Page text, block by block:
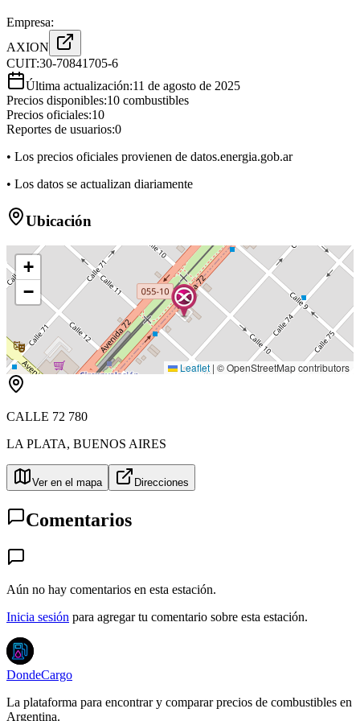
Empresa:
AXION
CUIT:30-70841705-6
Última actualización:11 de agosto de 2025
Precios disponibles:10 combustibles
Precios oficiales:10
Reportes de usuarios:0
• Los precios oficiales provienen de datos.energia.gob.ar
• Los datos se actualizan diariamente
Ubicación
+
−
Leaflet | © OpenStreetMap contributors
CALLE 72 780
LA PLATA, BUENOS AIRES
Ver en el mapa Direcciones
Comentarios
Aún no hay comentarios en esta estación.
Inicia sesión para agregar tu comentario sobre esta estación.
DondeCargo
La plataforma para encontrar y comparar precios de combustibles en
Argentina.